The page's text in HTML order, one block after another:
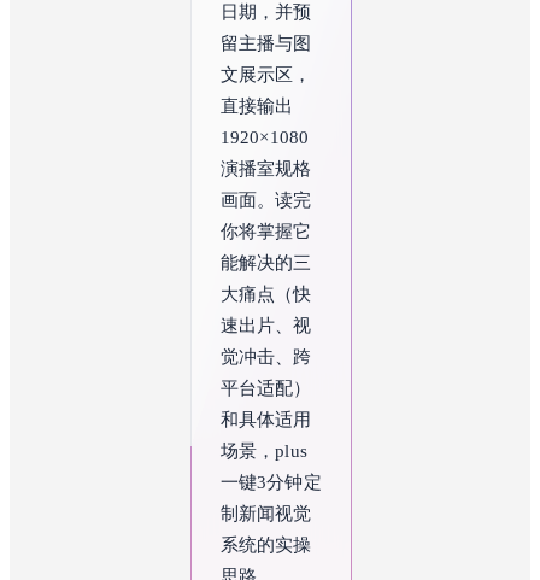
日期，并预
留主播与图
文展示区，
直接输出
1920×1080
演播室规格
画面。读完
你将掌握它
能解决的三
大痛点（快
速出片、视
觉冲击、跨
平台适配）
和具体适用
场景，plus
一键3分钟定
制新闻视觉
系统的实操
思路。